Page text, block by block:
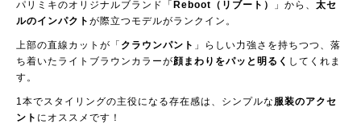
パリミキのオリジナルブランド「Reboot（リブート） 」から、 太セ
ルのインパクト が際立つモデルがランクイン。
上部の直線カットが「 クラウンパント 」らしい力強さを持ちつつ、落
ち着いたライトブラウンカラーが顔まわりをパッと明るく してくれま
す。
1本でスタイリングの主役になる存在感は、シンプルな 服装のアクセ
ント にオススメです！